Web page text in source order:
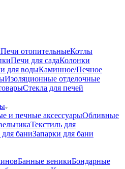
Печи отопительныеКотлы
Печи для садаКолонки
для водыКаминное/Печное
Изоляционные отделочные
Стекла для печей
и печные аксессуарыОбливные
Текстиль для
баниЗапарки для бани
Банные веникиБондарные